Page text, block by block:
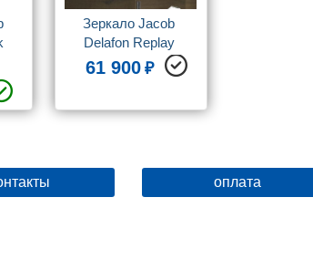
Зеркало Jacob
Delafon Replay
EB1161 100 см с
61 900
оплата